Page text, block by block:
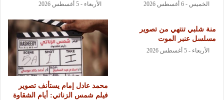
الخميس - 6 أغسطس 2026 الأربعاء - 5 أغسطس 2026
منة شلبي تنتهي من تصوير
مسلسل عنبر الموت
الأربعاء - 5 أغسطس 2026
محمد عادل إمام يستأنف تصوير
فيلم شمس الزناتي: أيام الشقاوة